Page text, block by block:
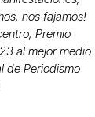
nos fajamos!
Premio
al mejor medio
de Periodismo